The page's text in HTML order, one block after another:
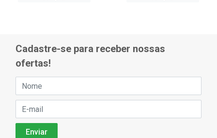
Cadastre-se para receber nossas
ofertas!